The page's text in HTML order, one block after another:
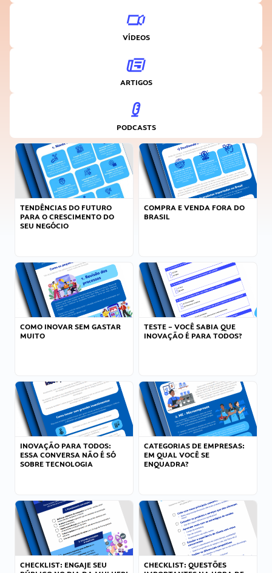
VÍDEOS
ARTIGOS
PODCASTS
TENDÊNCIAS DO FUTURO
PARA O CRESCIMENTO DO
SEU NEGÓCIO
COMPRA E VENDA FORA DO
BRASIL
COMO INOVAR SEM GASTAR
MUITO
TESTE – VOCÊ SABIA QUE
INOVAÇÃO É PARA TODOS?
INOVAÇÃO PARA TODOS:
ESSA CONVERSA NÃO É SÓ
SOBRE TECNOLOGIA
CATEGORIAS DE EMPRESAS:
EM QUAL VOCÊ SE
ENQUADRA?
CHECKLIST: ENGAJE SEU
CHECKLIST: QUESTÕES